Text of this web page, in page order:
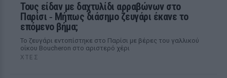
Τους είδαν με δαχτυλίδι αρραβώνων στο
Παρίσι ‑ Μήπως διάσημο ζευγάρι έκανε το
επόμενο βήμα;
Το ζευγάρι εντοπίστηκε στο Παρίσι με βέρες του γαλλικού
οίκου Boucheron στο αριστερό χέρι
ΧΤΕΣ